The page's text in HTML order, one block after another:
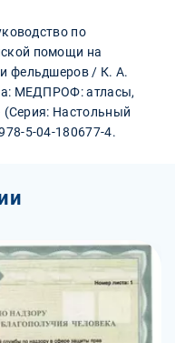
по
помощи на
фельдшеров / К. А.
МЕДПРОФ: атласы,
(Серия: Настольный
5-04-180677-4.